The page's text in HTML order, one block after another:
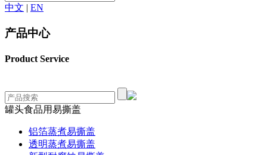
中文 | EN
产品中心
Product Service
罐头食品用易撕盖
铝箔蒸煮易撕盖
透明蒸煮易撕盖